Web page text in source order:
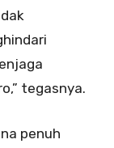
tegasnya.
penuh